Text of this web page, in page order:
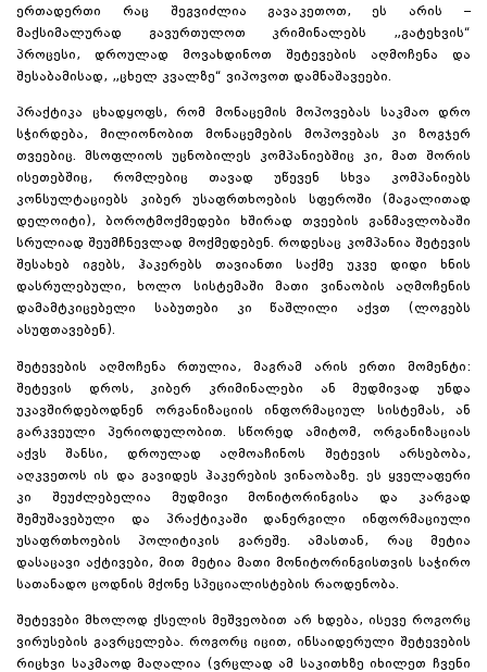
ერთადერთი რაც შეგვიძლია გავაკეთოთ, ეს არის –
მაქსიმალურად გავურთულოთ კრიმინალებს „გატეხვის“
პროცესი, დროულად მოვახდინოთ შეტევების აღმოჩენა და
შესაბამისად, „ცხელ კვალზე“ ვიპოვოთ დამნაშავეები.
პრაქტიკა ცხადყოფს, რომ მონაცემის მოპოვებას საკმაო დრო
სჭირდება, მილიონობით მონაცემების მოპოვებას კი ზოგჯერ
თვეებიც. მსოფლიოს უცნობილეს კომპანიებშიც კი, მათ შორის
ისეთებშიც, რომლებიც თავად უწევენ სხვა კომპანიებს
კონსულტაციებს კიბერ უსაფრთხოების სფეროში (მაგალითად
დელოიტი ), ბოროტმოქმედები ხშირად თვეების განმავლობაში
სრულიად შეუმჩნევლად მოქმედებენ. როდესაც კომპანია შეტევის
შესახებ იგებს, ჰაკერებს თავიანთი საქმე უკვე დიდი ხნის
დასრულებული, ხოლო სისტემაში მათი ვინაობის აღმოჩენის
დამამტკიცებელი საბუთები კი წაშლილი აქვთ (ლოგებს
ასუფთავებენ).
შეტევების აღმოჩენა რთულია, მაგრამ არის ერთი მომენტი:
შეტევის დროს, კიბერ კრიმინალები ან მუდმივად უნდა
უკავშირდებოდნენ ორგანიზაციის ინფორმაციულ სისტემას, ან
გარკვეული პერიოდულობით. სწორედ ამიტომ, ორგანიზაციას
აქვს შანსი, დროულად აღმოაჩინოს შეტევის არსებობა,
აღკვეთოს ის და გავიდეს ჰაკერების ვინაობაზე. ეს ყველაფერი
კი შეუძლებელია მუდმივი მონიტორინგისა და კარგად
შემუშავებული და პრაქტიკაში დანერგილი ინფორმაციული
უსაფრთხოების პოლიტიკის გარეშე. ამასთან, რაც მეტია
დასაცავი აქტივები, მით მეტია მათი მონიტორინგისთვის საჭირო
სათანადო ცოდნის მქონე სპეციალისტების რაოდენობა.
შეტევები მხოლოდ ქსელის მეშვეობით არ ხდება, ისევე როგორც
ვირუსების გავრცელება. როგორც იცით, ინსაიდერული შეტევების
რიცხვი საკმაოდ მაღალია (ვრცლად ამ საკითხზე იხილეთ ჩვენი